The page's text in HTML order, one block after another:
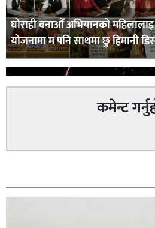
घोराही बनाऔँ अभियानको
योजनामा म पनि साथमा छु हिमानी
कपिलवस्तु नगरपालिकाका पूर्वमेयर
जंगलमा मृत अवस्थामा फेला,
कमेन्ट